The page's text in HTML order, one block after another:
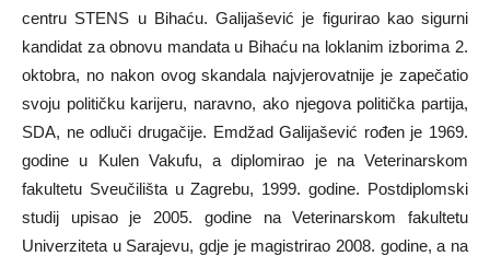
centru STENS u Bihaću. Galijašević je figurirao kao sigurni
kandidat za obnovu mandata u Bihaću na loklanim izborima 2.
oktobra, no nakon ovog skandala najvjerovatnije je zapečatio
svoju političku karijeru, naravno, ako njegova politička partija,
SDA, ne odluči drugačije. Emdžad Galijašević rođen je 1969.
godine u Kulen Vakufu, a diplomirao je na Veterinarskom
fakultetu Sveučilišta u Zagrebu, 1999. godine. Postdiplomski
studij upisao je 2005. godine na Veterinarskom fakultetu
Univerziteta u Sarajevu, gdje je magistrirao 2008. godine, a na